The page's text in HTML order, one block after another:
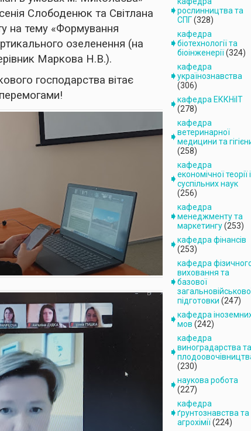
Слободенюк та Світлана
на тему «Формування
озеленення (на
Маркова Н.В.).
господарства вітає
перемогами!
рослинництва та
СПГ(328)
кафедра
біотехнології та
біоінженерії(324)
кафедра
українознавства
(306)
кафедра ЕККНіІТ
(278)
кафедра
ветеринарної
медицини та
(258)
кафедра
економічної теорії і
суспільних наук
(256)
кафедра
менеджменту та
маркетингу(253)
кафедра фінансів
(253)
кафедра
виховання та
базової
підготовки (247)
кафедра
мов (242)
кафедра
виноградарства та
(230)
наукова робота
(227)
кафедра
ґрунтознавства та
агрохімії(224)